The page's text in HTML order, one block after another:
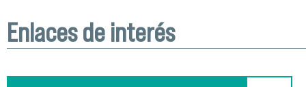
Enlaces de interés